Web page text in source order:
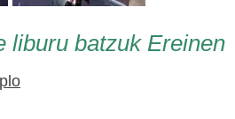
liburu batzuk Ereinen